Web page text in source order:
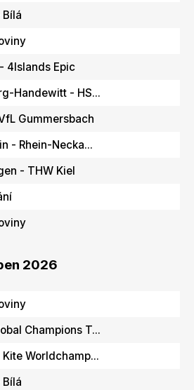
4Islands Epic
Handewitt - HS...
Gummersbach
- Rhein-Necka...
- THW Kiel
2026
Champions T...
Worldchamp...